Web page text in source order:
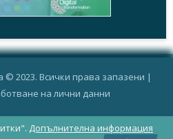
© 2023. Всички права запазени |
на лични данни
Допълнителна информация